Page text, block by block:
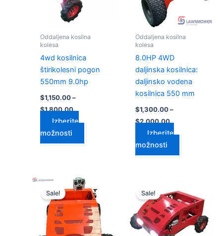
Oddaljena kosilna
kolesa
4wd kosilnica
štirikolesni pogon
550mm 9.0hp
$1,150.00 –
$1,800.00
Izberite
možnosti
strani
izdelka
Oddaljena kosilna
kolesa
8.0HP 4WD
daljinska kosilnica:
daljinsko vodena
kosilnica 550 mm
$1,300.00 –
$2,000.00
Izberite
možnosti
lahko
izdelka
Sale!
Cenovni
razpon:
od
$1,200.00
$1,900.00
Ta
izdelek
ima
več
različic.
Sale!
razpon:
od
$1,050.00
do
$1,700.00
izdelek
ima
več
različic.